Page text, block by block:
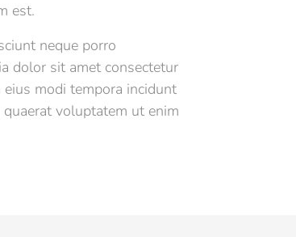
est.
neque porro
dolor sit amet consectetur
modi tempora incidunt
voluptatem ut enim